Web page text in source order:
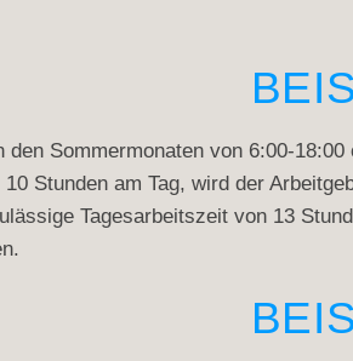
den Sommermonaten von 6:00-
Stunden am Tag, wird der
Tagesarbeitszeit von 13